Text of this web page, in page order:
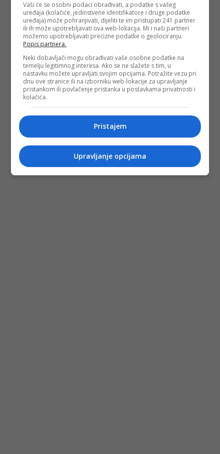
Vaši će se osobni podaci obrađivati, a podatke s vašeg
uređaja (kolačiće, jedinstvene identifikatore i druge podatke
uređaja) može pohranjivati, dijeliti te im pristupati 241 partner
ili ih može upotrebljavati ova web-lokacija. Mi i naši partneri
možemo upotrebljavati precizne podatke o geolociranju.
Popis partnera.
Neki dobavljači mogu obrađivati vaše osobne podatke na
temelju legitimnog interesa. Ako se ne slažete s tim, u
nastavku možete upravljati svojim opcijama. Potražite vezu pri
dnu ove stranice ili na izborniku web-lokacije za upravljanje
pristankom ili povlačenje pristanka u postavkama privatnosti i
kolačića.
Pristajem
Upravljanje opcijama